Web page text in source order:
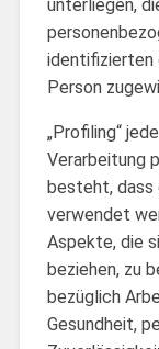
unterliegen,
identifizierten
Person
„Profiling“
Verarbeitung
besteht, dass
verwendet
Aspekte, die
beziehen, zu
bezüglich
Gesundheit,